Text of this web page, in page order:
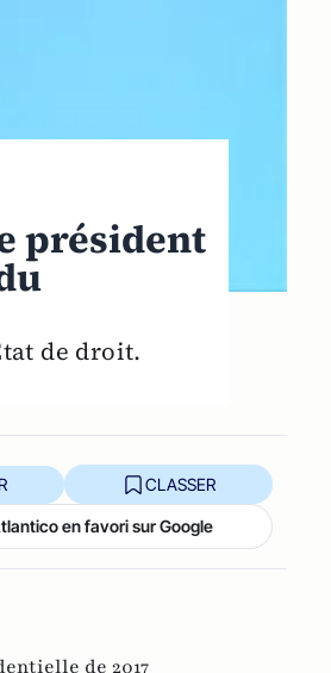
président
de droit.
CLASSER
en favori sur Google
de 2017